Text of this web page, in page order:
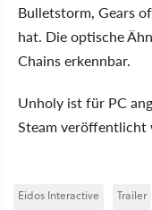
Bulletstorm, Gears
hat. Die optische
Chains erkennbar.
Unholy ist für PC
Steam veröffentlicht
Eidos Interactive Trailer